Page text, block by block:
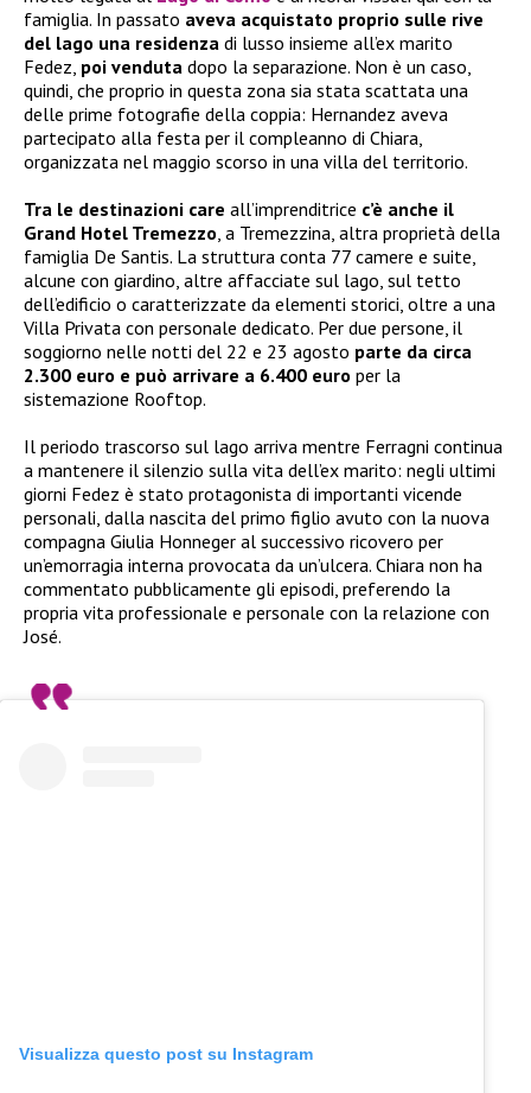
famiglia. In passato aveva acquistato proprio sulle rive
del lago una residenza di lusso insieme all’ex marito
Fedez, poi venduta dopo la separazione. Non è un caso,
quindi, che proprio in questa zona sia stata scattata una
delle prime fotografie della coppia: Hernandez aveva
partecipato alla festa per il compleanno di Chiara,
organizzata nel maggio scorso in una villa del territorio.
Tra le destinazioni care all’imprenditrice c’è anche il
Grand Hotel Tremezzo , a Tremezzina, altra proprietà della
famiglia De Santis. La struttura conta 77 camere e suite,
alcune con giardino, altre affacciate sul lago, sul tetto
dell’edificio o caratterizzate da elementi storici, oltre a una
Villa Privata con personale dedicato. Per due persone, il
soggiorno nelle notti del 22 e 23 agosto parte da circa
2.300 euro e può arrivare a 6.400 euro per la
sistemazione Rooftop.
Il periodo trascorso sul lago arriva mentre Ferragni continua
a mantenere il silenzio sulla vita dell’ex marito: negli ultimi
giorni Fedez è stato protagonista di importanti vicende
personali, dalla nascita del primo figlio avuto con la nuova
compagna Giulia Honneger al successivo ricovero per
un’emorragia interna provocata da un’ulcera. Chiara non ha
commentato pubblicamente gli episodi, preferendo la
propria vita professionale e personale con la relazione con
José.
Visualizza questo post su Instagram